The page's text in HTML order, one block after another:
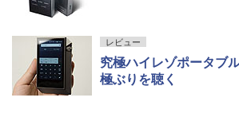
レビュー
究極ハイレゾポータブ
極ぶりを聴く